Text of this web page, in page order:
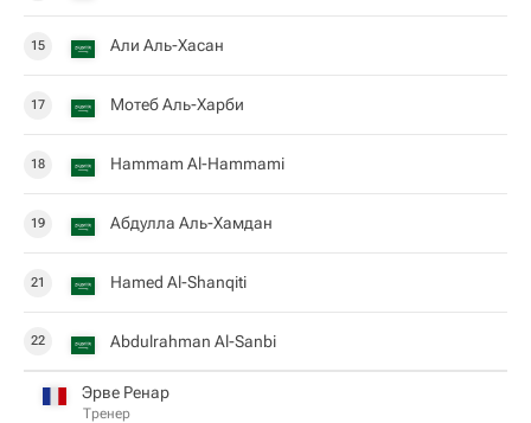
15 Али Аль-Хасан
17 Мотеб Аль-Харби
18 Hammam Al-Hammami
19 Абдулла Аль-Хамдан
21 Hamed Al-Shanqiti
22 Abdulrahman Al-Sanbi
Эрве Ренар
Тренер